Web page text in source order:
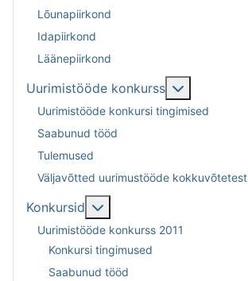
Lõunapiirkond
Idapiirkond
Läänepiirkond
Uurimistööde konkurss
Uurimistööde konkursi tingimised
Saabunud tööd
Tulemused
Väljavõtted uurimustööde kokkuvõtetest
Konkursid
Uurimistööde konkurss 2011
Konkursi tingimused
Saabunud tööd